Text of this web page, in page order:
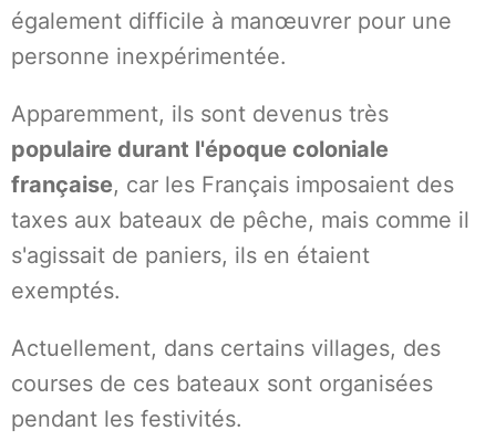
également difficile à manœuvrer pour une
personne inexpérimentée.
Apparemment, ils sont devenus très
populaire durant l'époque coloniale
française, car les Français imposaient des
taxes aux bateaux de pêche, mais comme il
s'agissait de paniers, ils en étaient
exemptés.
Actuellement, dans certains villages, des
courses de ces bateaux sont organisées
pendant les festivités.